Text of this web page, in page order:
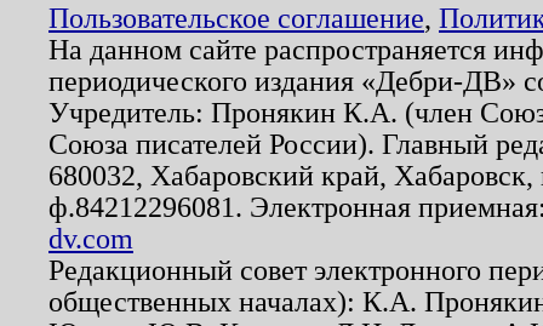
Пользовательское соглашение,
На данном сайте распространяется
периодического издания «Дебри-ДВ»
Учредитель: Пронякин К.А. (член
Союза писателей России). Главный
680032, Хабаровский край,
ф.84212296081. Электронная
dv.com
Редакционный совет электронного
общественных началах): К.А.